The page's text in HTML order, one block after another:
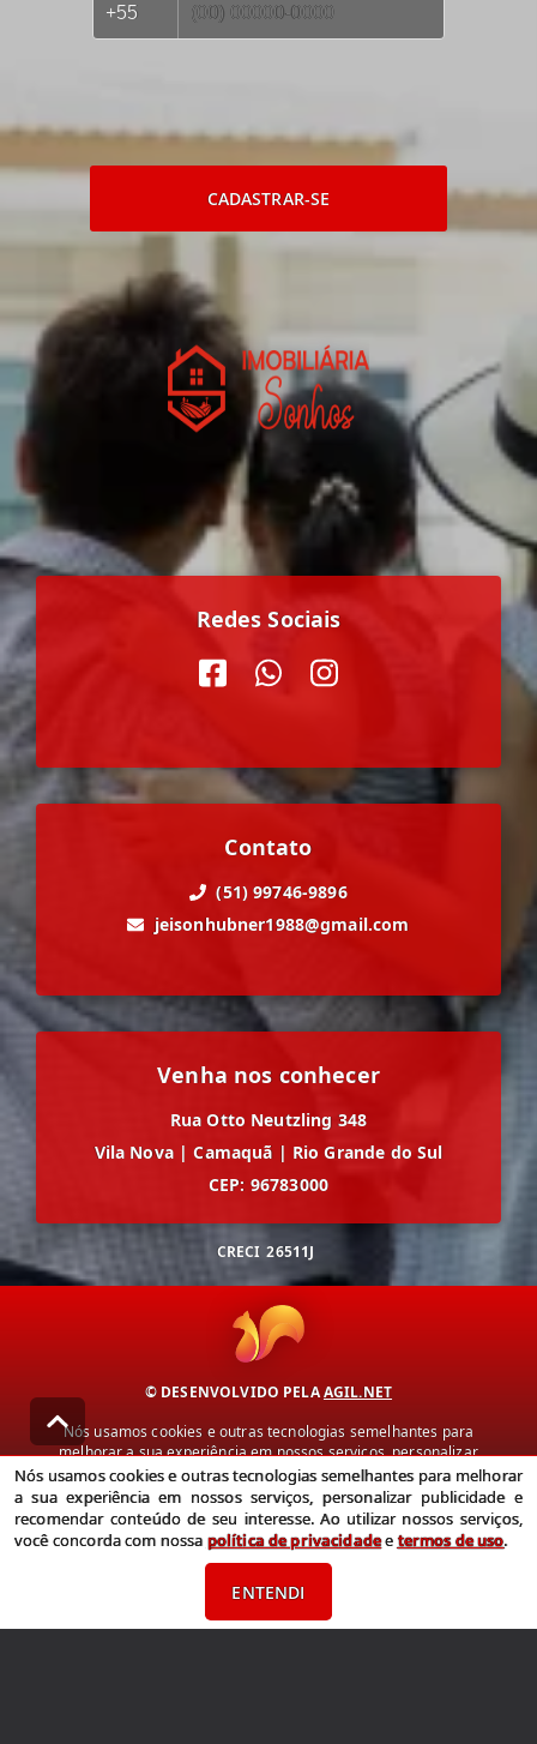
CADASTRAR-SE
Redes Sociais
Contato
(51) 99746-9896
jeisonhubner1988@gmail.com
Venha nos conhecer
Rua Otto Neutzling 348
Vila Nova | Camaquã | Rio Grande do Sul
CEP: 96783000
CRECI 26511J
© DESENVOLVIDO PELAAGIL.NET
Nós usamos cookies e outras tecnologias semelhantes para
melhorar a sua experiência em nossos serviços, personalizar
publicidade e recomendar conteúdo de seu interesse. Ao utilizar
nossos serviços, você concorda com nossa política de privacidade e
termos de uso.
Política de Privacidade Termos de uso
Nós usamos cookies e outras tecnologias semelhantes para melhorar
a sua experiência em nossos serviços, personalizar publicidade e
recomendar conteúdo de seu interesse. Ao utilizar nossos serviços,
você concorda com nossa política de privacidadeetermos de uso.
ENTENDI